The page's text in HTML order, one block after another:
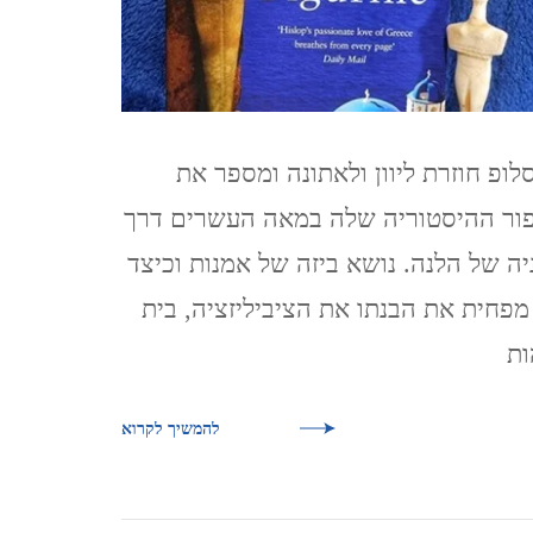
נגב – עין עבדת ושדה בוקר –
פברואר 2021
קאסר אל יהוד 13.2.2021
QASR AL YAHUD
ליברפול, LIVERPOOL ינואר
2020
2020
חוזרת ליוון ולאתונה ומספר את
ההיסטוריה שלה במאה העשרים דרך
של הלנה. נושא ביזה של אמנות וכיצד
את הבנתו את הציביליזציה, בית
להמשיך לקרוא